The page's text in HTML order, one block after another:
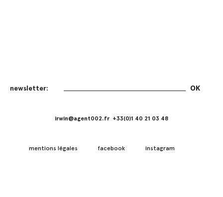
irwin@agent002.fr +33(0)1 40 21 03 48
mentions légales facebook instagram